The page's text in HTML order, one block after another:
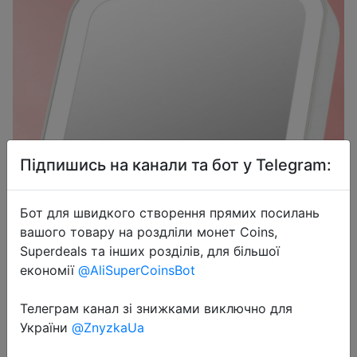
Підпишись на канали та бот у Telegram:
Бот для швидкого створення прямих посилань
вашого товару на роздліли монет Coins,
Superdeals та інших розділів, для більшої
економії @AliSuperCoinsBot
Телеграм канал зі знижками виключно для
України @ZnyzkaUa